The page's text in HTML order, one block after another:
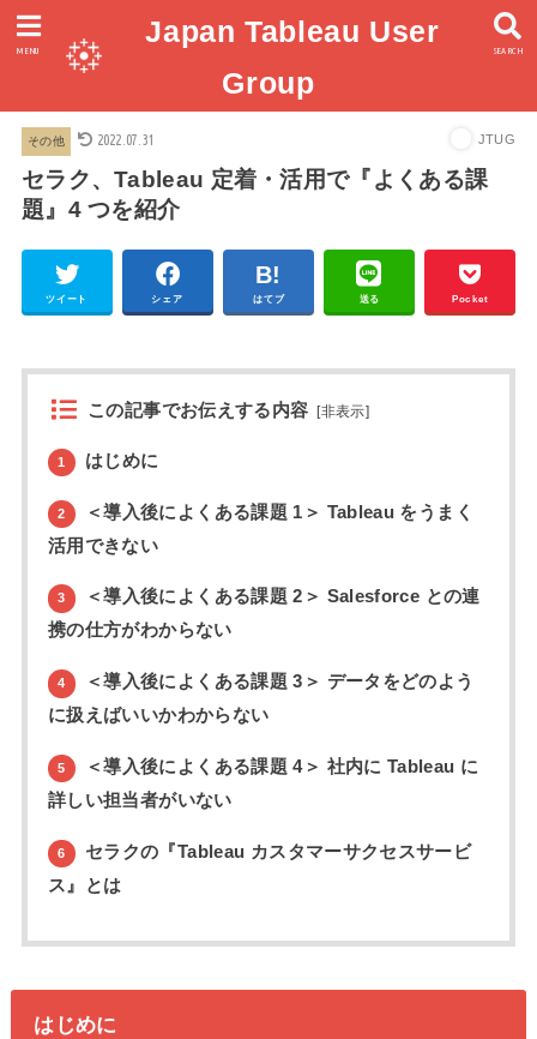
Japan Tableau User
Group
SEARCH
MENU
その他 2022.07.31 JTUG
セラク、Tableau 定着・活用で『よくある課
題』4 つを紹介
ツイート シェア はてブ 送る Pocket
この記事でお伝えする内容 [非表示]
1 はじめに
2
＜導入後によくある課題 1＞ Tableau をうまく
活用できない
3
＜導入後によくある課題 2＞ Salesforce との連
携の仕方がわからない
4
＜導入後によくある課題 3＞ データをどのよう
に扱えばいいかわからない
5
＜導入後によくある課題 4＞ 社内に Tableau に
詳しい担当者がいない
6
セラクの『Tableau カスタマーサクセスサービ
ス』とは
はじめに